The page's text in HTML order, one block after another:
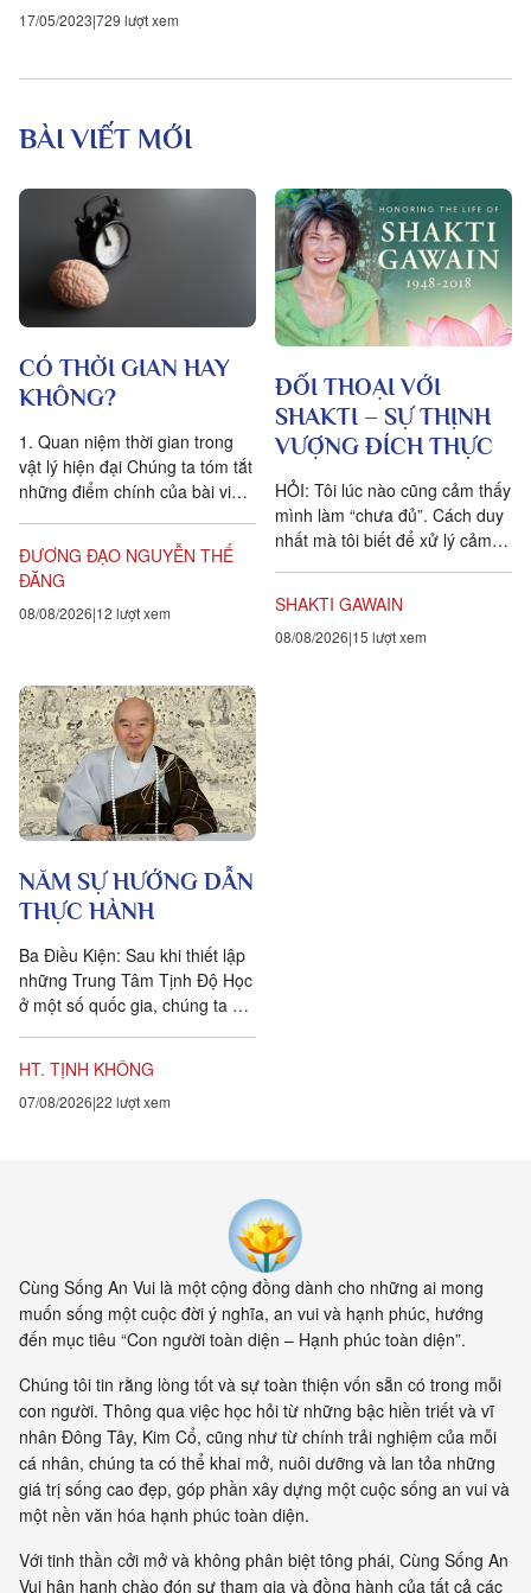
17/05/2023 729 lượt xem
BÀI VIẾT MỚI
CÓ THỜI GIAN HAY
KHÔNG?
1. Quan niệm thời gian trong
vật lý hiện đại Chúng ta tóm tắt
những điểm chính của bài viết
Triết học Craig...
ĐƯƠNG ĐẠO NGUYỄN THẾ
ĐĂNG
08/08/2026 12 lượt xem
ĐỐI THOẠI VỚI
SHAKTI – SỰ THỊNH
VƯỢNG ĐÍCH THỰC
HỎI: Tôi lúc nào cũng cảm thấy
mình làm “chưa đủ”. Cách duy
nhất mà tôi biết để xử lý cảm
SHAKTI GAWAIN
08/08/2026 15 lượt xem
NĂM SỰ HƯỚNG DẪN
THỰC HÀNH
Ba Điều Kiện: Sau khi thiết lập
những Trung Tâm Tịnh Độ Học
ở một số quốc gia, chúng ta đặt
hành giả Tịnh...
HT. TỊNH KHÔNG
07/08/2026 22 lượt xem
Cùng Sống An Vui là một cộng đồng dành cho những ai mong
muốn sống một cuộc đời ý nghĩa, an vui và hạnh phúc, hướng
đến mục tiêu “Con người toàn diện – Hạnh phúc toàn diện”.
Chúng tôi tin rằng lòng tốt và sự toàn thiện vốn sẵn có trong mỗi
con người. Thông qua việc học hỏi từ những bậc hiền triết và vĩ
nhân Đông Tây, Kim Cổ, cũng như từ chính trải nghiệm của mỗi
cá nhân, chúng ta có thể khai mở, nuôi dưỡng và lan tỏa những
giá trị sống cao đẹp, góp phần xây dựng một cuộc sống an vui và
một nền văn hóa hạnh phúc toàn diện.
Với tinh thần cởi mở và không phân biệt tông phái, Cùng Sống An
Vui hân hạnh chào đón sự tham gia và đồng hành của tất cả các